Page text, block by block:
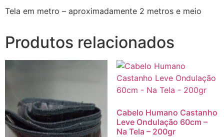
Tela em metro – aproximadamente 2 metros e meio
Produtos relacionados
Cabelo Humano Castanho
Leve Ondulação 60cm –
Na Tela – 200gr